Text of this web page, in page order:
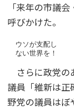
「来年の市議
呼びかけた。
  ない世界を！
さらに政党の
議員「維新は正
野党の議員はぼ